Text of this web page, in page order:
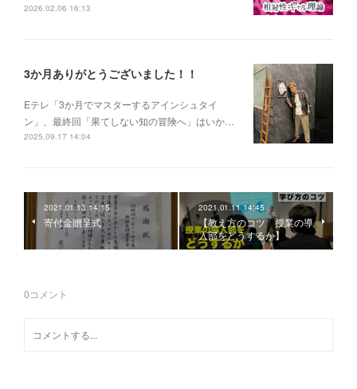
2026.02.06 16:13
3か月ありがとうございました！！
Eテレ「3か月でマスターするアインシュタイ
ン」、最終回「果てしない知の冒険へ」はいか…
2025.09.17 14:04
2021.01.13 14:15
寄付金贈呈式
2021.01.11 14:45
【教え方のコツ 授業の導
入部をどうするか】
0コメント